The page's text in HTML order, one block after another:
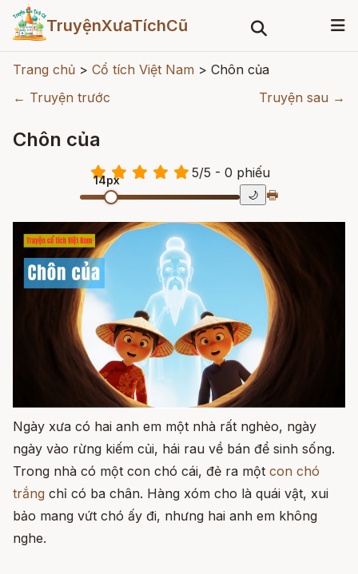
TruyệnXưaTíchCũ
Trang chủ > Cổ tích Việt Nam > Chôn của
← Truyện trước
Truyện sau →
Chôn của
5/5 - 0 phiếu
14px
🌙 🖶
Ngày xưa có hai anh em một nhà rất nghèo, ngày
ngày vào rừng kiếm củi, hái rau về bán để sinh sống.
Trong nhà có một con chó cái, đẻ ra một con chó
trắng chỉ có ba chân. Hàng xóm cho là quái vật, xui
bảo mang vứt chó ấy đi, nhưng hai anh em không
nghe.